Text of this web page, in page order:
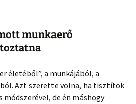
munkaerő
életéből”, a munkájából, a
Azt szerette volna, ha tisztítok
de én máshogy